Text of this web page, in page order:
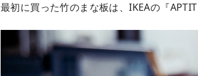
最初に買った竹のまな板は、IKEAの『